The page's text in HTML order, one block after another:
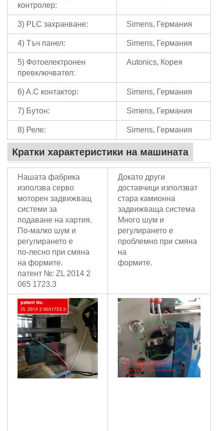
контролер:
3) PLC захранване: Simens, Германия
4) Тъч панел: Simens, Германия
5) Фотоелектронен
превключвател:
Autonics, Корея
6) A.C контактор: Simens, Германия
7) Бутон: Simens, Германия
8) Реле: Simens, Германия
Кратки характеристики на машината
Нашата фабрика
използва серво
моторен задвижващ
системи за
подаване на хартия.
По-малко шум и
регулирането е
по-лесно при смяна
на формите.
патент №: ZL 2014 2
065 1723.3
Докато други
доставчици използват
стара камионна
задвижваща система
Много шум и
регулирането е
проблемно при смяна
на
формите.